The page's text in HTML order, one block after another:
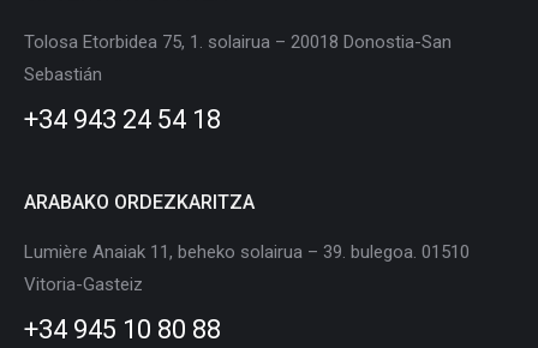
in
in
in
in
Tolosa Etorbidea 75, 1. solairua – 20018 Donostia-San
Sebastián
+34 943 24 54 18
ARABAKO ORDEZKARITZA
Lumière Anaiak 11, beheko solairua – 39. bulegoa. 01510
Vitoria-Gasteiz
+34 945 10 80 88